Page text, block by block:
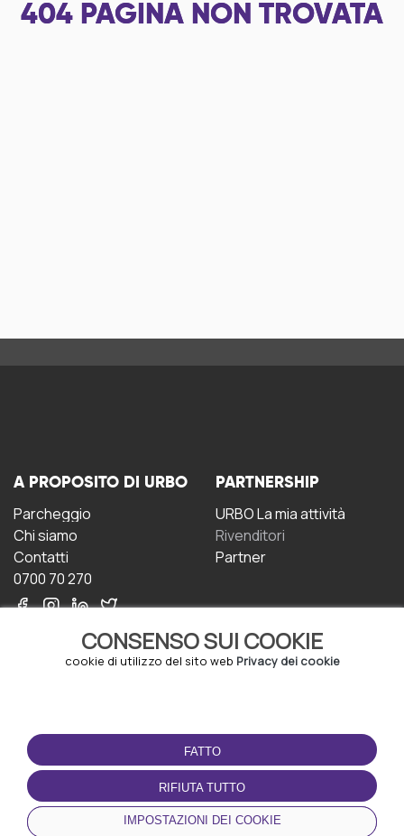
404 PAGINA NON TROVATA
CONSENSO SUI COOKIE
cookie di utilizzo del sito web Privacy dei cookie
FATTO
RIFIUTA TUTTO
IMPOSTAZIONI DEI COOKIE
A PROPOSITO DI URBO
Parcheggio
Chi siamo
Contatti
0700 70 270
PARTNERSHIP
URBO La mia attività
Rivenditori
Partner
CONDIZIONI D'USO
Termini e Condizioni
Politica sulla riservatezza
Gestione dei Cookie
SCARICA L'APP